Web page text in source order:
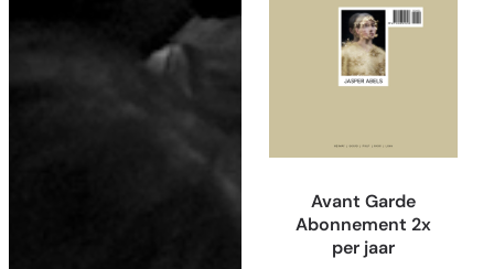
Avant Garde
Abonnement 2x
per jaar